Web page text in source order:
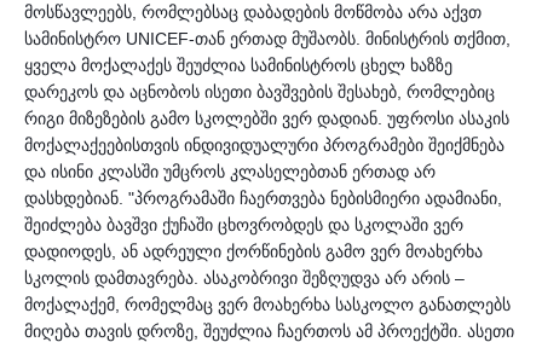
მოსწავლეებს, რომლებსაც დაბადების მოწმობა არა აქვთ
სამინისტრო UNICEF-თან ერთად მუშაობს. მინისტრის თქმით,
ყველა მოქალაქეს შეუძლია სამინისტროს ცხელ ხაზზე
დარეკოს და აცნობოს ისეთი ბავშვების შესახებ, რომლებიც
რიგი მიზეზების გამო სკოლებში ვერ დადიან. უფროსი ასაკის
მოქალაქეებისთვის ინდივიდუალური პროგრამები შეიქმნება
და ისინი კლასში უმცროს კლასელებთან ერთად არ
დასხდებიან. "პროგრამაში ჩაერთვება ნებისმიერი ადამიანი,
შეიძლება ბავშვი ქუჩაში ცხოვრობდეს და სკოლაში ვერ
დადიოდეს, ან ადრეული ქორწინების გამო ვერ მოახერხა
სკოლის დამთავრება. ასაკობრივი შეზღუდვა არ არის –
მოქალაქემ, რომელმაც ვერ მოახერხა სასკოლო განათლებს
მიღება თავის დროზე, შეუძლია ჩაერთოს ამ პროექტში. ასეთი